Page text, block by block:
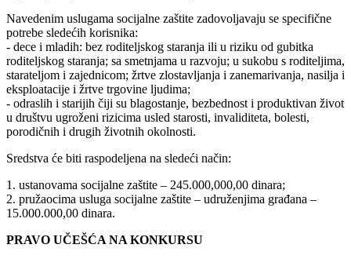
Navedenim uslugama socijalne zaštite zadovoljavaju se specifične
potrebe sledećih korisnika:
­- dece i mladih: bez roditeljskog staranja ili u riziku od gubitka
roditeljskog staranja; sa smetnjama u razvoju; u sukobu s roditeljima,
starateljom i zajednicom; žrtve zlostavljanja i zanemarivanja, nasilja i
eksploatacije i žrtve trgovine ljudima;
­- odraslih i starijih čiji su blagostanje, bezbednost i produktivan život
u društvu ugroženi rizicima usled starosti, invaliditeta, bolesti,
porodičnih i drugih životnih okolnosti.
Sredstva će biti raspodeljena na sledeći način:
1. ustanovama socijalne zaštite ‒ 245.000,000,00 dinara;
2. pružaocima usluga socijalne zaštite – udruženjima građana ‒
15.000.000,00 dinara.
PRAVO UČEŠĆA NA KONKURSU